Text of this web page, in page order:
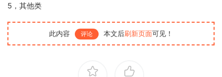
5，其他类
此内容 评论 本文后刷新页面可见！